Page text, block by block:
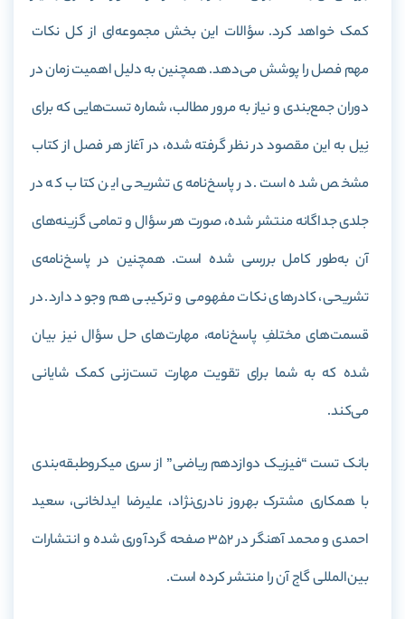
کمک خواهد کرد. سؤالات این بخش مجموعه‌ای از کل نکات
مهم فصل را پوشش می‌دهد. همچنین به دلیل اهمیت زمان در
دوران جمع‌بندی و نیاز به مرور مطالب، شماره تست‌هایی که برای
نِیل به این مقصود در نظر گرفته شده، در آغاز هر فصل از کتاب
مشخص شده است. در پاسخ‌نامه‌ی تشریحی این کتاب که در
جلدی جداگانه منتشر شده، صورت هر سؤال و تمامی گزینه‌های
آن به‌طور کامل بررسی شده‌ است. همچنین در پاسخ‌نامه‌ی
تشریحی، کادرهای نکات مفهومی و ترکیبی هم وجود دارد. در
قسمت‌های مختلفِ پاسخ‌نامه، مهارت‌های حل سؤال نیز بیان
شده که به شما برای تقویت مهارت تست‌زنی کمک شایانی
می‌کند.
بانک تست “فیزیک دوازدهم ریاضی” از سری میکروطبقه‌بندی
با همکاری مشترک بهروز نادری‌نژاد، علیرضا ایدلخانی، سعید
احمدی و محمد آهنگر در 352 صفحه گردآوری شده و انتشارات
بین‌المللی گاج آن را منتشر کرده است.